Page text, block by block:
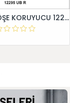
KOLON KÖŞE KORUYUCU 12295 UB R